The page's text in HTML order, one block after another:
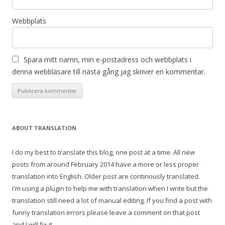
Webbplats
Spara mitt namn, min e-postadress och webbplats i
denna webbläsare till nästa gång jag skriver en kommentar.
ABOUT TRANSLATION
I do my best to translate this blog, one post at a time. All new
posts from around February 2014 have a more or less proper
translation into English. Older post are continously translated.
I'm using a plugin to help me with translation when I write but the
translation still need a lot of manual editing. If you find a post with
funny translation errors please leave a comment on that post